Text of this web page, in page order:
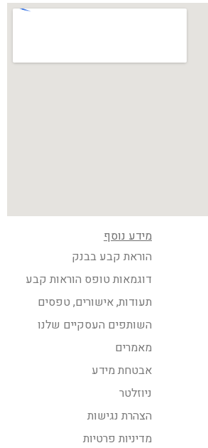
מידע נוסף
הוראת קבע בבנק
דוגמאות טופס הוראות קבע
תעודות, אישורים, טפסים
השותפים העסקיים שלנו
מאמרים
אבטחת מידע
ניוזלטר
הצהרת נגישות
מדיניות פרטיות